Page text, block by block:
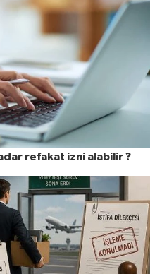
refakat izni alabilir ?